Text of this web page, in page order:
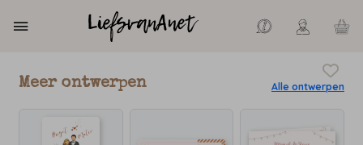
Meer ontwerpen Alle ontwerpen